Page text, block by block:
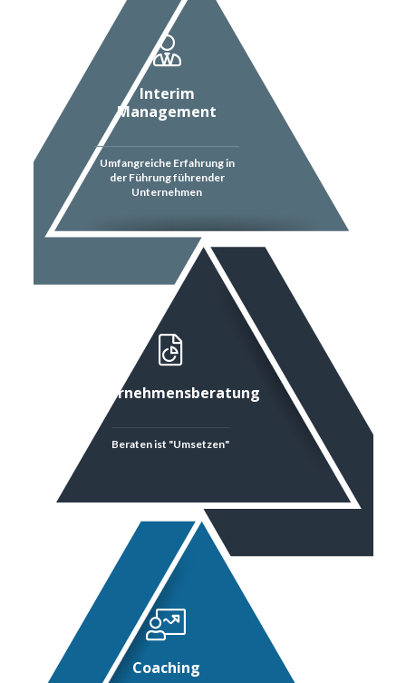
Interim
Management
Umfangreiche Erfahrung in
der Führung führender
Unternehmen
Unternehmensberatung
Beraten ist "Umsetzen"
Coaching